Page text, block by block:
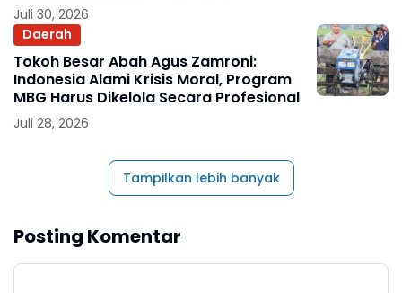
Juli 30, 2026
Daerah
Tokoh Besar Abah Agus Zamroni:
Indonesia Alami Krisis Moral, Program
MBG Harus Dikelola Secara Profesional
Juli 28, 2026
Tampilkan lebih banyak
Posting Komentar